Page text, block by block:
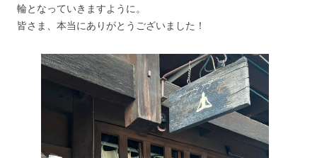
輪となっていきますように。
皆さま、本当にありがとうございました！